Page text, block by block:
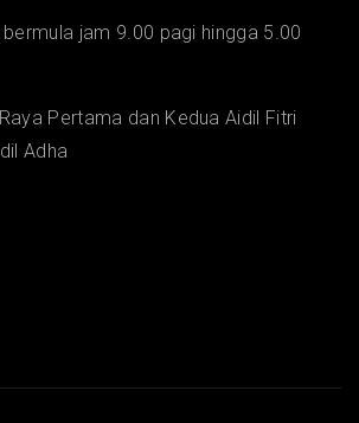
jam 9.00 pagi hingga 5.00
Pertama dan Kedua Aidil Fitri
Adha